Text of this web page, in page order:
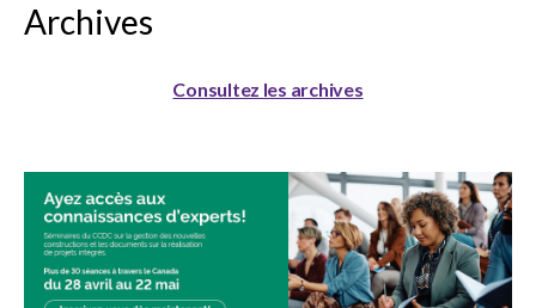
Archives
Consultez les archives